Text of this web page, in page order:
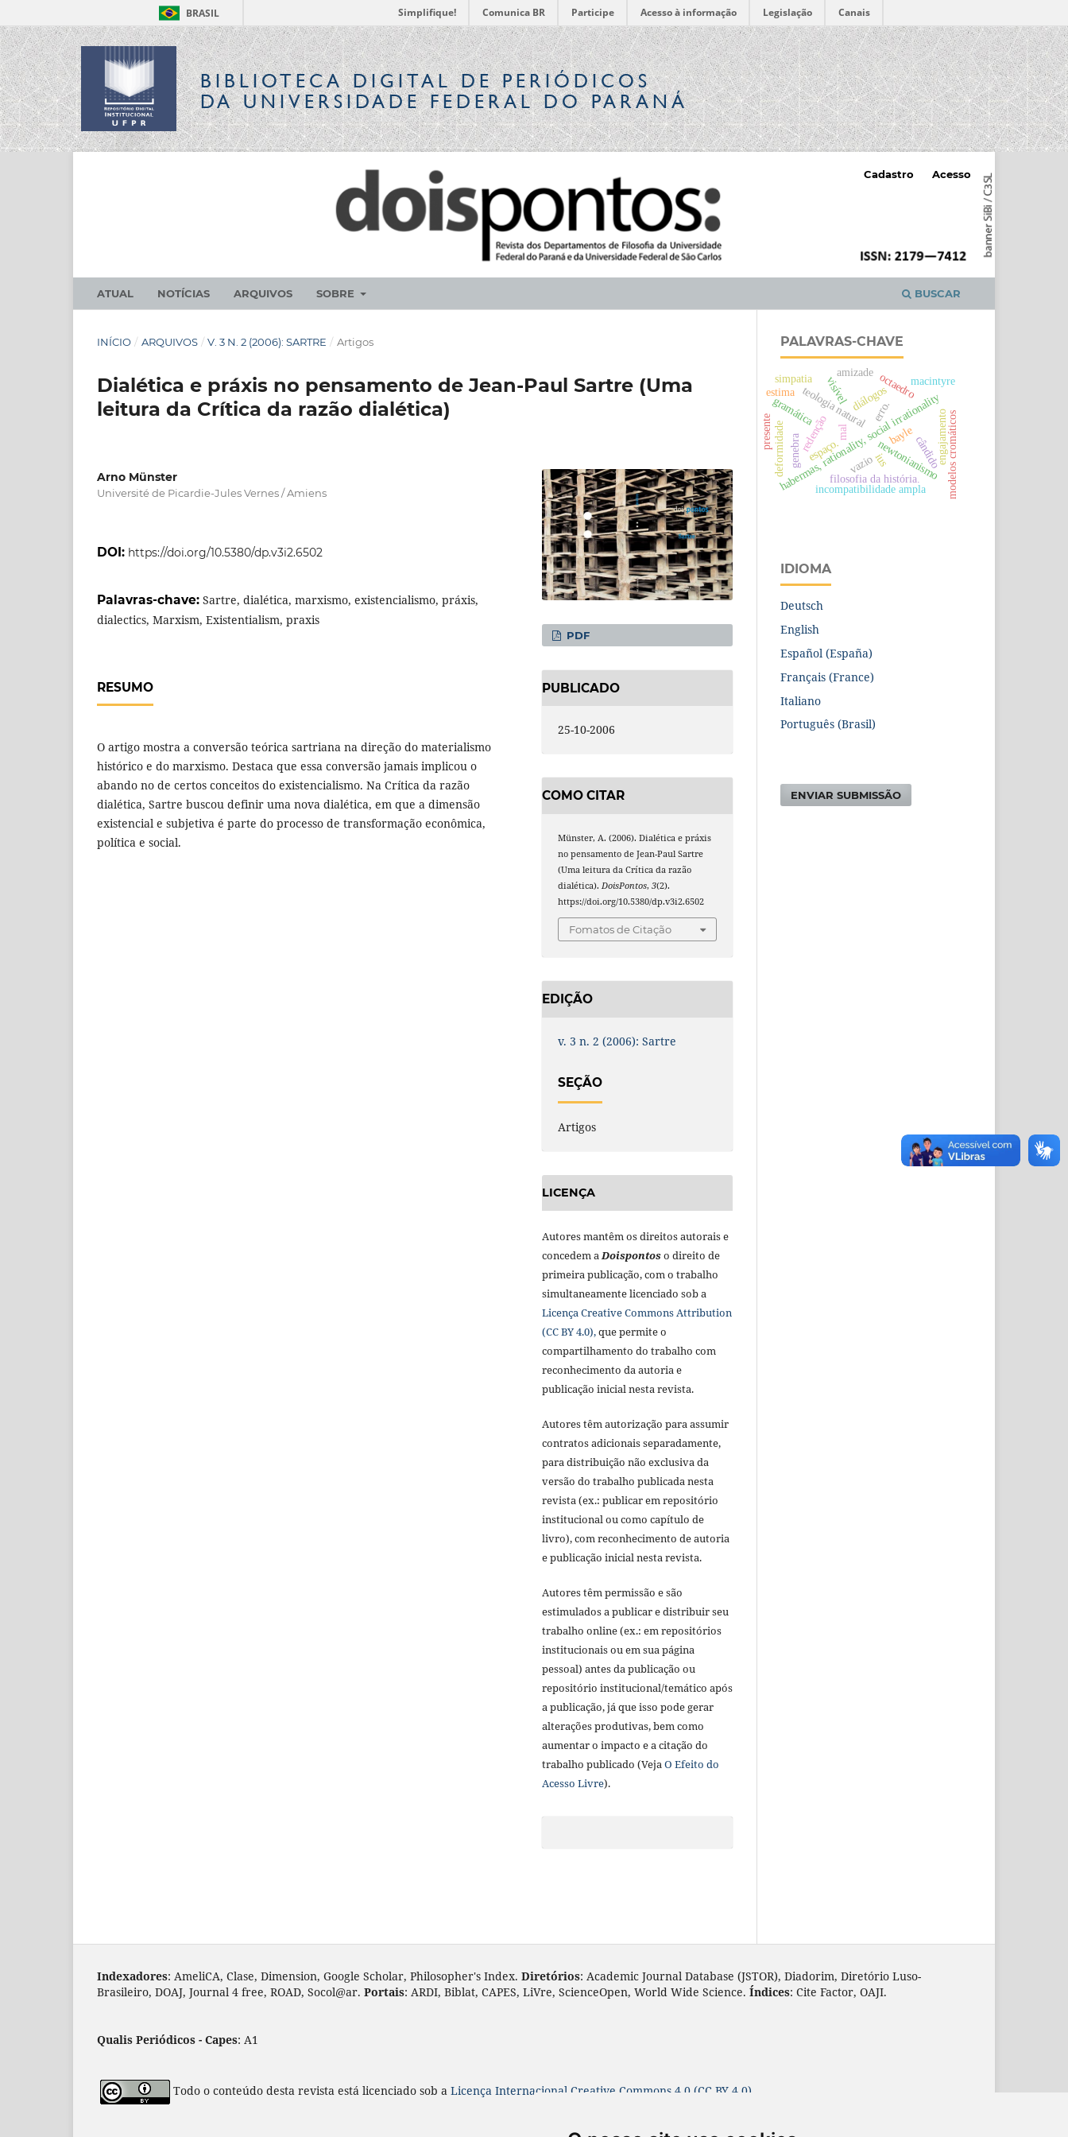
BRASIL Simplifique! Comunica BR Participe Acesso à informação Legislação Canais
BIBLIOTECA DIGITALDE PERIÓDICOS
DA UNIVERSIDADE FEDERAL DO PARANÁ
ATUAL NOTÍCIAS ARQUIVOS SOBRE BUSCAR
Cadastro Acesso
INÍCIO / ARQUIVOS / V. 3 N. 2 (2006): SARTRE / Artigos
Dialética e práxis no pensamento de Jean-Paul Sartre (Uma
leitura da Crítica da razão dialética)
Arno Münster
Université de Picardie-Jules Vernes / Amiens
DOI: https://doi.org/10.5380/dp.v3i2.6502
Palavras-chave: Sartre, dialética, marxismo, existencialismo, práxis,
dialectics, Marxism, Existentialism, praxis
RESUMO
O artigo mostra a conversão teórica sartriana na direção do materialismo
histórico e do marxismo. Destaca que essa conversão jamais implicou o
abando no de certos conceitos do existencialismo. Na Crítica da razão
dialética, Sartre buscou definir uma nova dialética, em que a dimensão
existencial e subjetiva é parte do processo de transformação econômica,
política e social.
PDF
PUBLICADO
25-10-2006
COMO CITAR
Münster, A. (2006). Dialética e práxis
no pensamento de Jean-Paul Sartre
(Uma leitura da Crítica da razão
dialética).DoisPontos,3(2).
https://doi.org/10.5380/dp.v3i2.6502
Fomatos de Citação
EDIÇÃO
v. 3 n. 2 (2006): Sartre
SEÇÃO
Artigos
LICENÇA
Autores mantêm os direitos autorais e
concedem a Doispontoso direito de
primeira publicação, com o trabalho
simultaneamente licenciado sob a
Licença Creative Commons Attribution
(CC BY 4.0),que permite o
compartilhamento do trabalho com
reconhecimento da autoria e
publicação inicial nesta revista.
Autores têm autorização para assumir
contratos adicionais separadamente,
para distribuição não exclusiva da
versão do trabalho publicada nesta
revista (ex.: publicar em repositório
institucional ou como capítulo de
livro), com reconhecimento de autoria
e publicação inicial nesta revista.
Autores têm permissão e são
estimulados a publicar e distribuir seu
trabalho online (ex.: em repositórios
institucionais ou em sua página
pessoal) antes da publicação ou
repositório institucional/temático após
a publicação, já que isso pode gerar
alterações produtivas, bem como
aumentar o impacto e a citação do
trabalho publicado (Veja O Efeito do
Acesso Livre).
PALAVRAS-CHAVE
habermas, rationality, social irrationality
mal
teologia natural
espaço.
vazionewtonianismo
filosofia da história.
cândidoengajamento
erro.
redenção bayle
genebra
diálogos
gramática
incompatibilidade ampla
octaedro
modelos cromáticos
visível
deformidade
presente
macintyre
ius
estima
simpatia
amizade
IDIOMA
Deutsch
English
Español (España)
Français (France)
Italiano
Português (Brasil)
ENVIAR SUBMISSÃO
Indexadores: AmeliCA, Clase, Dimension, Google Scholar, Philosopher's Index. Diretórios: Academic Journal Database (JSTOR), Diadorim, Diretório Luso-
Brasileiro, DOAJ, Journal 4 free, ROAD, Socol@ar. Portais: ARDI, Biblat, CAPES, LiVre, ScienceOpen, World Wide Science. Índices: Cite Factor, OAJI.
Qualis Periódicos - Capes: A1
Todo o conteúdo desta revista está licenciado sob a Licença Internacional Creative Commons 4.0 (CC BY 4.0)